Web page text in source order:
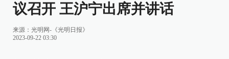
议召开 王沪宁出席并讲话
来源： 光明网-《光明日报》
2023-09-22 03:30